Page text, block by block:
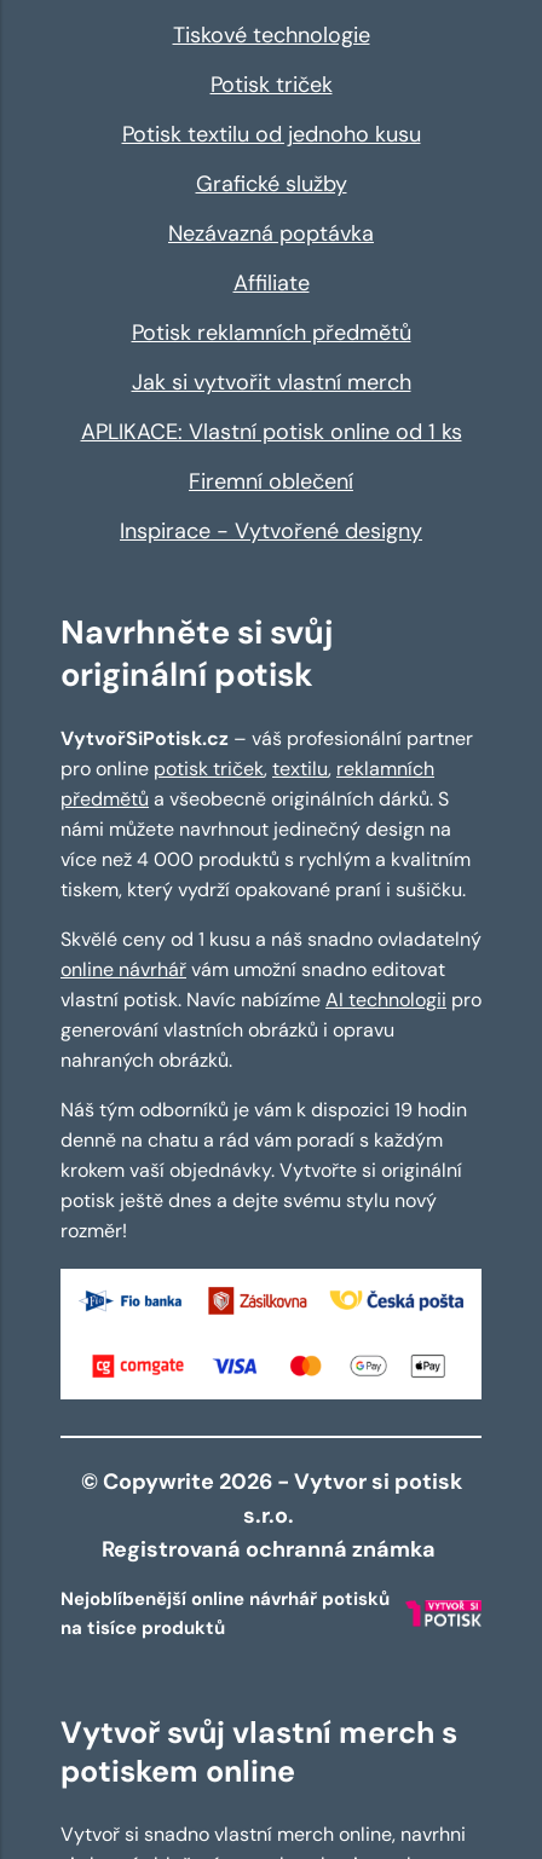
Tiskové technologie
Potisk triček
Potisk textilu od jednoho kusu
Grafické služby
Nezávazná poptávka
Affiliate
Potisk reklamních předmětů
Jak si vytvořit vlastní merch
APLIKACE: Vlastní potisk online od 1 ks
Firemní oblečení
Inspirace - Vytvořené designy
Navrhněte si svůj
originální potisk
VytvořSiPotisk.cz – váš profesionální partner
pro online potisk triček,textilu, reklamních
předmětů a všeobecně originálních dárků. S
námi můžete navrhnout jedinečný design na
více než 4 000 produktů s rychlým a kvalitním
tiskem, který vydrží opakované praní i sušičku.
Skvělé ceny od 1 kusu a náš snadno ovladatelný
online návrhářvám umožní snadno editovat
vlastní potisk. Navíc nabízímeAI technologii pro
generování vlastních obrázků i opravu
nahraných obrázků.
Náš tým odborníků je vám k dispozici 19 hodin
denně na chatu a rád vám poradí s každým
krokem vaší objednávky. Vytvořte si originální
potisk ještě dnes a dejte svému stylu nový
rozměr!
© Copywrite 2026 - Vytvor si potisk
s.r.o.
Registrovaná ochranná známka
Nejoblíbenější online návrhář potisků
na tisíce produktů
Vytvoř svůj vlastní merch s
potiskem online
Vytvoř si snadno vlastní merch online, navrhni